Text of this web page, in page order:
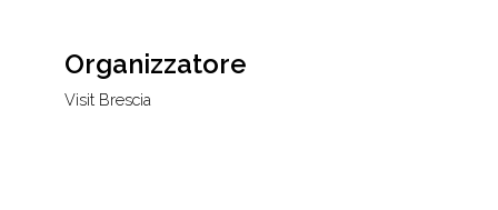
Organizzatore
Visit Brescia